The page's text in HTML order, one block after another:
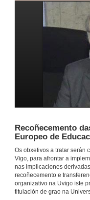
Recoñecemento
Europeo de
Os obxetivos a tratar serán
Vigo, para afrontar a
nas implicaciones
recoñecemento e
organizativo na Uvigo iste
titulación de grao na